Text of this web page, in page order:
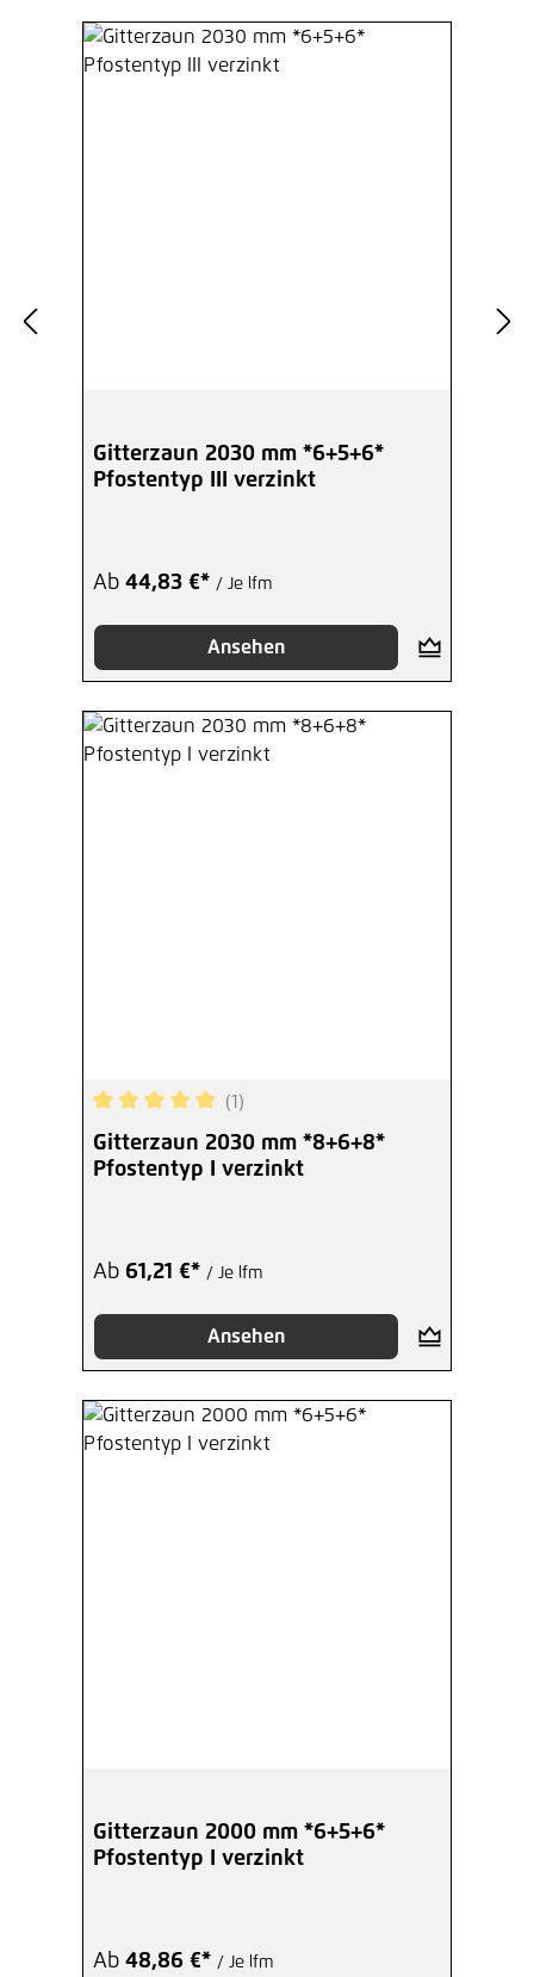
Gitterzaun 2030 mm *6+5+6*
Pfostentyp III verzinkt
Ab 44,83 €* / Je lfm
Ansehen
Durchschnittliche Bewertung von 5 von 5
(1)
Gitterzaun 2030 mm *8+6+8*
Pfostentyp I verzinkt
Ab 61,21 €* / Je lfm
Ansehen
Gitterzaun 2000 mm *6+5+6*
Pfostentyp I verzinkt
Ab 48,86 €* / Je lfm